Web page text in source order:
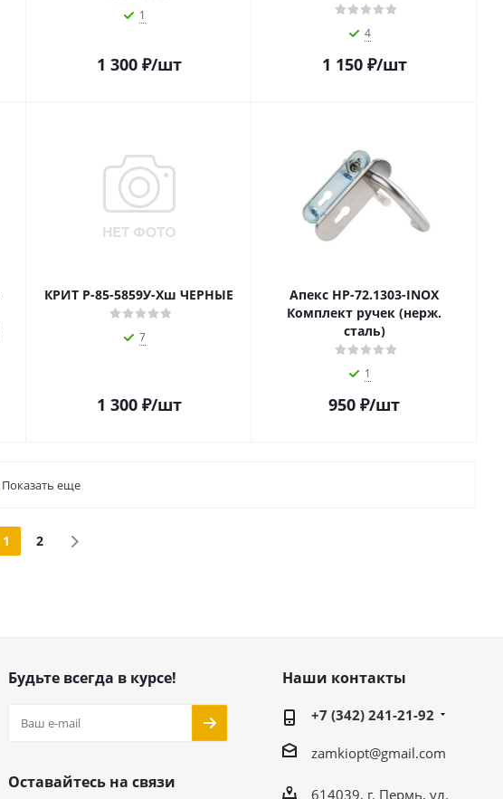
1
1 300₽/шт
4
1 150₽/шт
КРИТ Р-85-5859У-Хш ЧЕРНЫЕ
7
1 300₽/шт
Апекс НР-72.1303-INOX
Комплект ручек (нерж.
сталь)
1
950 ₽/шт
Показать еще
1 2
Будьте всегда в курсе!
Оставайтесь на связи
Наши контакты
+7 (342) 241-21-92
zamkiopt@gmail.com
614039, г. Пермь, ул.